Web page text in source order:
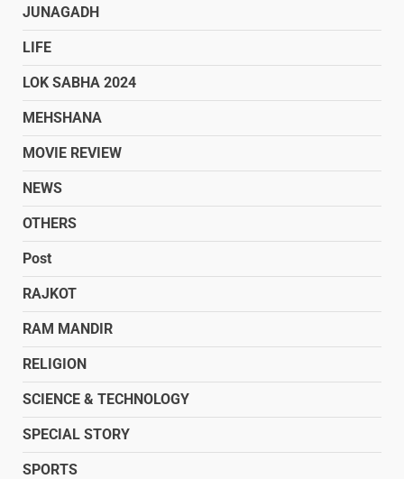
JUNAGADH
LIFE
LOK SABHA 2024
MEHSHANA
MOVIE REVIEW
NEWS
OTHERS
Post
RAJKOT
RAM MANDIR
RELIGION
SCIENCE & TECHNOLOGY
SPECIAL STORY
SPORTS